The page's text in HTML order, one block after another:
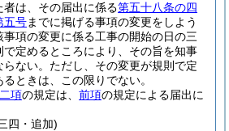
は、その届出に係る第五十八条の四
五号までに掲げる事項の変更をしよう
事項の変更に係る工事の開始の日の三
定めるところにより、その旨を知事
ない。 ただし、その変更が規則で定
ときは、この限りでない。
項の規定は、 前項の規定による届出に
四・追加)